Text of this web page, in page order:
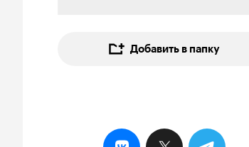
Добавить в папку